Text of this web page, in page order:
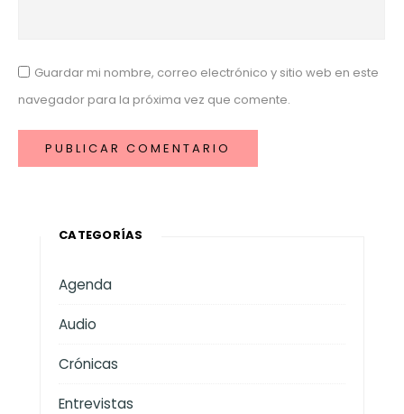
Guardar mi nombre, correo electrónico y sitio web en este
navegador para la próxima vez que comente.
CATEGORÍAS
Agenda
Audio
Crónicas
Entrevistas